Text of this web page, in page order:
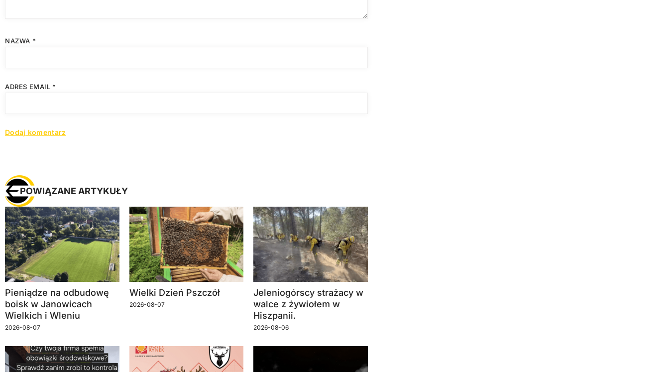
NAZWA *
ADRES EMAIL *
POWIĄZANE ARTYKUŁY
Pieniądze na odbudowę
boisk w Janowicach
Wielkich i Wleniu
2026-08-07
Wielki Dzień Pszczół
2026-08-07
Jeleniogórscy strażacy w
walce z żywiołem w
Hiszpanii.
2026-08-06